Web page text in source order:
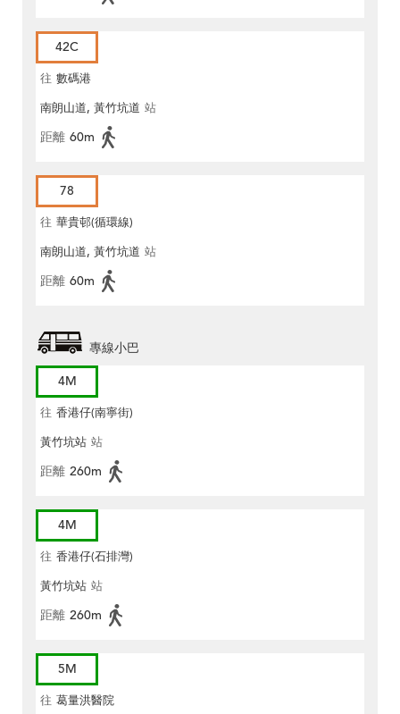
42C
往 數碼港
南朗山道, 黃竹坑道 站
距離 60m
78
往 華貴邨(循環線)
南朗山道, 黃竹坑道 站
距離 60m
專線小巴
4M
往 香港仔(南寧街)
黃竹坑站 站
距離 260m
4M
往 香港仔(石排灣)
黃竹坑站 站
距離 260m
5M
往 葛量洪醫院